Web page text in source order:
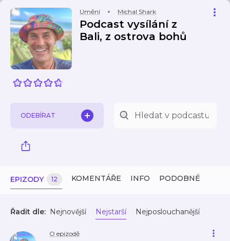
Umění Michal Shark
Podcast vysílání z
Bali, z ostrova bohů
ODEBÍRAT
EPIZODY 12 KOMENTÁŘE INFO PODOBNÉ
Řadit dle: Nejnovější Nejstarší Nejposlouchanější
O epizodě